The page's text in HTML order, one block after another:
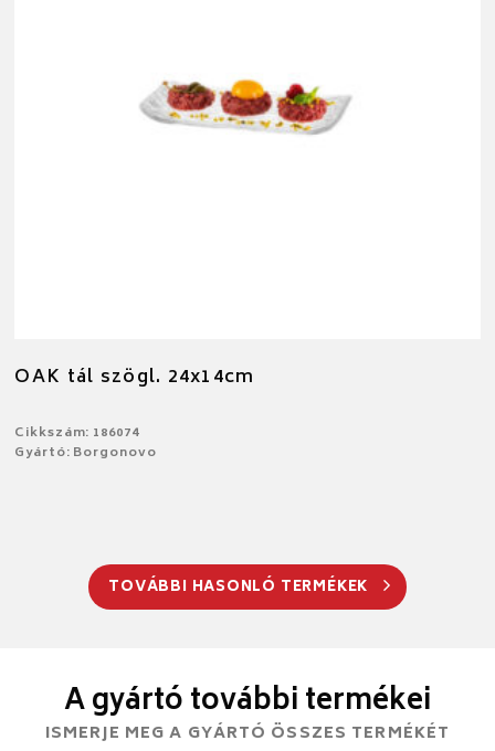
OAK tál szögl. 24x14cm
Cikkszám: 186074
Gyártó: Borgonovo
TOVÁBBI HASONLÓ TERMÉKEK
A gyártó további termékei
ISMERJE MEG A GYÁRTÓ ÖSSZES TERMÉKÉT